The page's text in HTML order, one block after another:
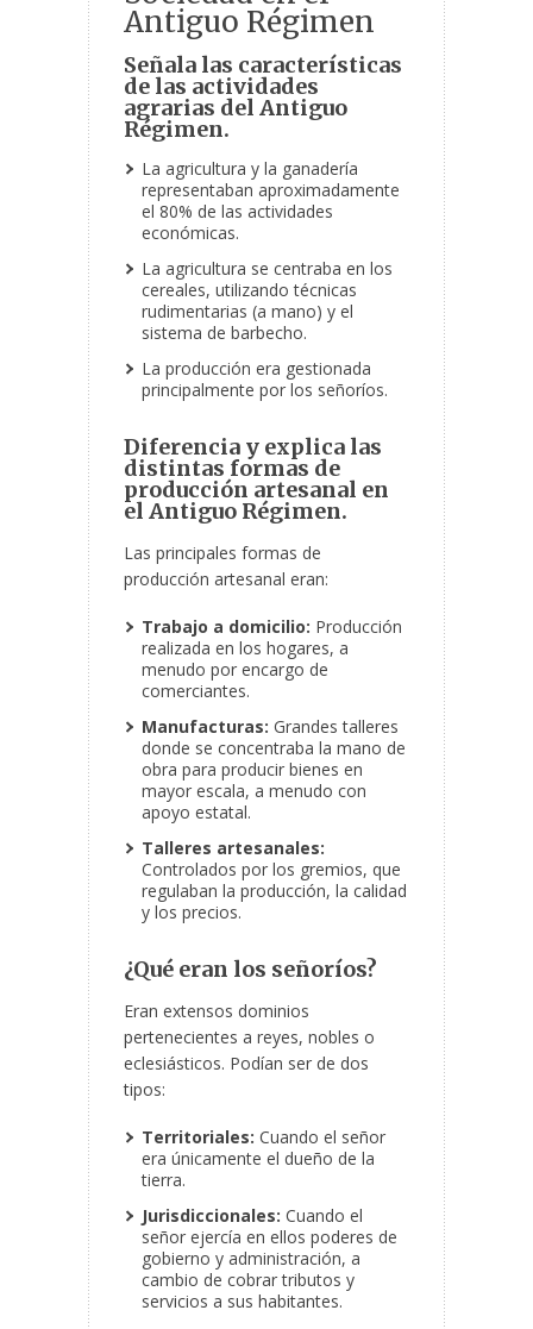
Antiguo Régimen
Señala las características
de las actividades
agrarias del Antiguo
Régimen.
La agricultura y la ganadería
representaban aproximadamente
el 80% de las actividades
económicas.
La agricultura se centraba en los
cereales, utilizando técnicas
rudimentarias (a mano) y el
sistema de barbecho.
La producción era gestionada
principalmente por los señoríos.
Diferencia y explica las
distintas formas de
producción artesanal en
el Antiguo Régimen.
Las principales formas de
producción artesanal eran:
Trabajo a domicilio: Producción
realizada en los hogares, a
menudo por encargo de
comerciantes.
Manufacturas: Grandes talleres
donde se concentraba la mano de
obra para producir bienes en
mayor escala, a menudo con
apoyo estatal.
Talleres artesanales:
Controlados por los gremios, que
regulaban la producción, la calidad
y los precios.
¿Qué eran los señoríos?
Eran extensos dominios
pertenecientes a reyes, nobles o
eclesiásticos. Podían ser de dos
tipos:
Territoriales: Cuando el señor
era únicamente el dueño de la
tierra.
Jurisdiccionales: Cuando el
señor ejercía en ellos poderes de
gobierno y administración, a
cambio de cobrar tributos y
servicios a sus habitantes.